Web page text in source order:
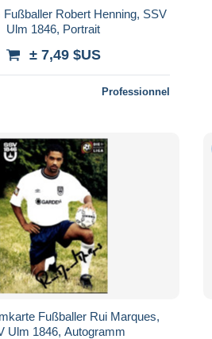
Fußballer Robert Henning, SSV
Ulm 1846, Portrait
± 7,49 $US
Professionnel
Fußballer Rui Marques,
Ulm 1846, Autogramm